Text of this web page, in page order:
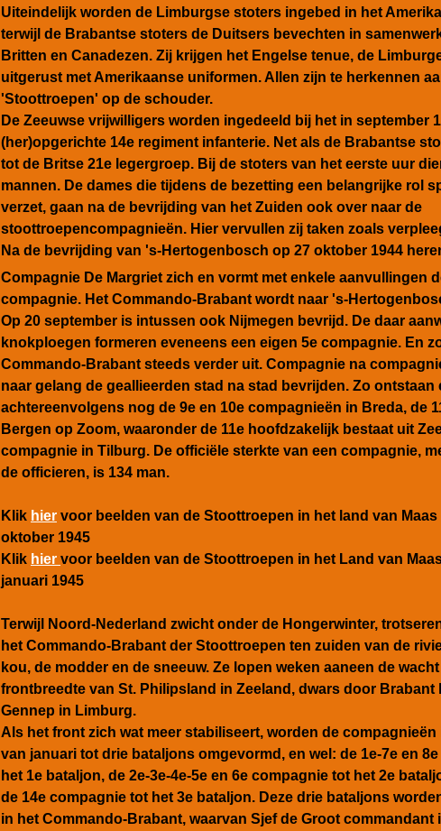
Uiteindelijk worden de Limburgse stoters ingebed in het
terwijl de Brabantse stoters de Duitsers bevechten in
Britten en Canadezen. Zij krijgen het Engelse tenue, de
uitgerust met Amerikaanse uniformen. Allen zijn te herkennen
'Stoottroepen' op de schouder.
De Zeeuwse vrijwilligers worden ingedeeld bij het in september
(her)opgerichte 14e regiment infanterie. Net als de Brabantse
tot de Britse 21e legergroep. Bij de stoters van het eerste uur
mannen. De dames die tijdens de bezetting een belangrijke rol
verzet, gaan na de bevrijding van het Zuiden ook over naar de
stoottroepencompagnieën. Hier vervullen zij taken zoals
Na de bevrijding van 's-Hertogenbosch op 27 oktober 1944
Compagnie De Margriet zich en vormt met enkele aanvullingen
compagnie. Het Commando-Brabant wordt naar 's-
Op 20 september is intussen ook Nijmegen bevrijd. De daar
knokploegen formeren eveneens een eigen 5e compagnie. En
Commando-Brabant steeds verder uit. Compagnie na
naar gelang de geallieerden stad na stad bevrijden. Zo ontstaan
achtereenvolgens nog de 9e en 10e compagnieën in Breda, de
Bergen op Zoom, waaronder de 11e hoofdzakelijk bestaat uit
compagnie in Tilburg. De officiële sterkte van een compagnie,
de officieren, is 134 man.
Klik hier voor beelden van de Stoottroepen in het land van Maas
oktober 1945
Klik hier voor beelden van de Stoottroepen in het Land van
januari 1945
Terwijl Noord-Nederland zwicht onder de Hongerwinter,
het Commando-Brabant der Stoottroepen ten zuiden van de
kou, de modder en de sneeuw. Ze lopen weken aaneen de
frontbreedte van St. Philipsland in Zeeland, dwars door Brabant
Gennep in Limburg.
Als het front zich wat meer stabiliseert, worden de compagnieën
van januari tot drie bataljons omgevormd, en wel: de 1e-7e en
het 1e bataljon, de 2e-3e-4e-5e en 6e compagnie tot het 2e
de 14e compagnie tot het 3e bataljon. Deze drie bataljons
in het Commando-Brabant, waarvan Sjef de Groot commandant